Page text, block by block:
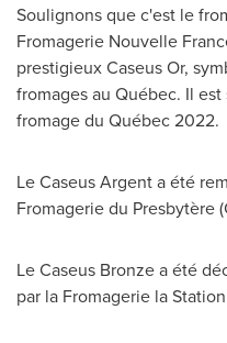
Soulignons que c'est le
Fromagerie Nouvelle
prestigieux Caseus Or,
fromages au Québec. Il
fromage du Québec 2022.
Le Caseus Argenta été
Fromagerie du Presbytère
Le Caseus Bronze a été
par la Fromagerie la